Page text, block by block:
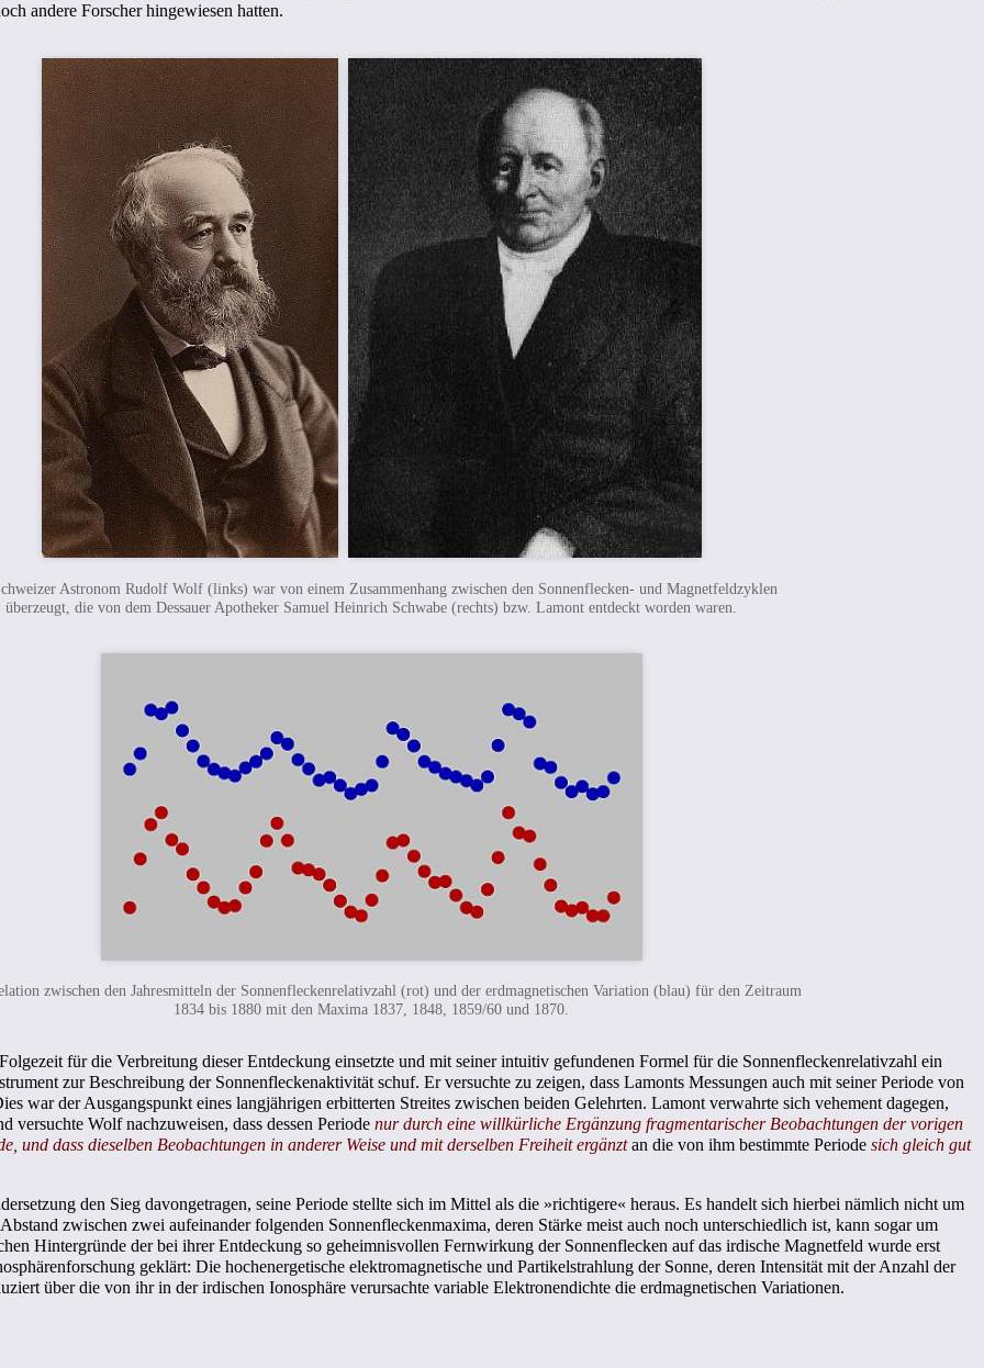
andere Forscher hingewiesen hatten.
Astronom Rudolf Wolf (links) war von einem Zusammenhang zwischen den Sonnenflecken- und Magnetfeldzyklen
überzeugt, die von dem Dessauer Apotheker Samuel Heinrich Schwabe (rechts) bzw. Lamont entdeckt worden waren.
zwischen den Jahresmitteln der Sonnenfleckenrelativzahl (rot) und der erdmagnetischen Variation (blau) für den Zeitraum
1834 bis 1880 mit den Maxima 1837, 1848, 1859/60 und 1870.
für die Verbreitung dieser Entdeckung einsetzte und mit seiner intuitiv gefundenen Formel für die Sonnenfleckenrelativzahl ein
zur Beschreibung der Sonnenfleckenaktivität schuf. Er versuchte zu zeigen, dass Lamonts Messungen auch mit seiner Periode von
war der Ausgangspunkt eines langjährigen erbitterten Streites zwischen beiden Gelehrten. Lamont verwahrte sich vehement dagegen,
versuchte Wolf nachzuweisen, dass dessen Periode nur durch eine willkürliche Ergänzung fragmentarischer Beobachtungen der vorigen
und dass dieselben Beobachtungen in anderer Weise und mit derselben Freiheit ergänztan die von ihm bestimmte Periode sich gleich gut
den Sieg davongetragen, seine Periode stellte sich im Mittel als die »richtigere« heraus. Es handelt sich hierbei nämlich nicht um
zwischen zwei aufeinander folgenden Sonnenfleckenmaxima, deren Stärke meist auch noch unterschiedlich ist, kann sogar um
Hintergründe der bei ihrer Entdeckung so geheimnisvollen Fernwirkung der Sonnenflecken auf das irdische Magnetfeld wurde erst
geklärt: Die hochenergetische elektromagnetische und Partikelstrahlung der Sonne, deren Intensität mit der Anzahl der
über die von ihr in der irdischen Ionosphäre verursachte variable Elektronendichte die erdmagnetischen Variationen.